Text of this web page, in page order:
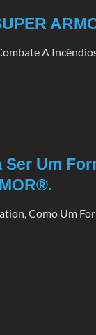
A
Ser Um
Como Um